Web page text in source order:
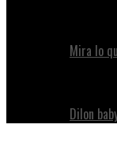
Mira lo
Dilon